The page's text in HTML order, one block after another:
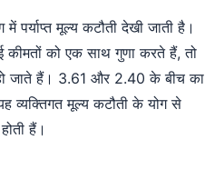
पर्याप्त मूल्य कटौती देखी जाती है।
को एक साथ गुणा करते हैं, तो
जाते हैं। 3.61 और 2.40 के बीच का
व्यक्तिगत मूल्य कटौती के योग से
हैं।